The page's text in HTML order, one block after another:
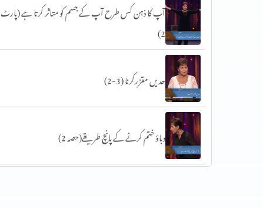
آپ کا ذہن کس طرح آپ کے جسم کو متاثر کرتا ہے (پارٹ
2)
حدیں مقرَّرکرنا (3-2)
دباؤ ختم کرنے کے پانچ طریقے(حصہ 2)